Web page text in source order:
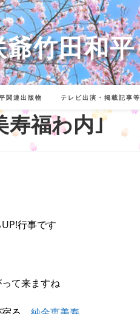
爺竹田和平
関連出版物 テレビ出演・掲載記事等
寿福わ内｣
行事です
て来ますね